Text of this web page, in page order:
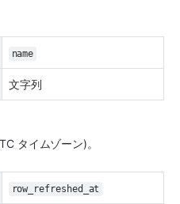
name
文字列
タイムゾーン)。
row_refreshed_at